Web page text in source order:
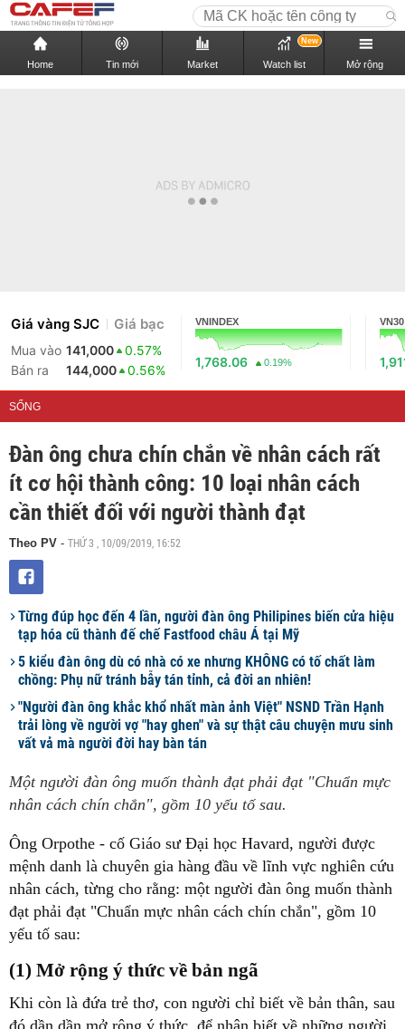
Home Tin mới Market Watch list
New
Mở rộng
Giá vàng SJC Giá bạc
Mua vào 141,000
0.57%
Bán ra
144,000 0.56%
VNINDEX
1,768.06 0.19%
VN30
SỐNG
Đàn ông chưa chín chắn về nhân cách rất
ít cơ hội thành công: 10 loại nhân cách
cần thiết đối với người thành đạt
Theo PV - THỨ 3 , 10/09/2019, 16:52
Từng đúp học đến 4 lần, người đàn ông Philipines biến cửa hiệu
tạp hóa cũ thành đế chế Fastfood châu Á tại Mỹ
5 kiểu đàn ông dù có nhà có xe nhưng KHÔNG có tố chất làm
chồng: Phụ nữ tránh bẫy tán tỉnh, cả đời an nhiên!
"Người đàn ông khắc khổ nhất màn ảnh Việt" NSND Trần Hạnh
trải lòng về người vợ "hay ghen" và sự thật câu chuyện mưu sinh
vất vả mà người đời hay bàn tán
Một người đàn ông muốn thành đạt phải đạt "Chuẩn mực
nhân cách chín chắn", gồm 10 yếu tố sau.
Ông Orpothe - cố Giáo sư Đại học Havard, người được
mệnh danh là chuyên gia hàng đầu về lĩnh vực nghiên cứu
nhân cách, từng cho rằng: một người đàn ông muốn thành
đạt phải đạt "Chuẩn mực nhân cách chín chắn", gồm 10
yếu tố sau:
(1) Mở rộng ý thức về bản ngã
Khi còn là đứa trẻ thơ, con người chỉ biết về bản thân, sau
đó dần dần mở rộng ý thức, để nhận biết về những người